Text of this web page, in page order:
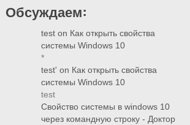
Обсуждаем:
test on Как открыть свойства
системы Windows 10
*
test' on Как открыть свойства
системы Windows 10
test
Свойство системы в windows 10
через командную строку - Доктор